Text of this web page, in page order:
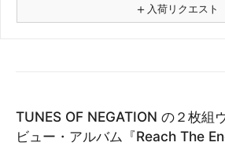
＋ 入荷リクエスト
フォーマット
TUNES OF NEGATION の２枚組
ビュー・アルバム『Reach The